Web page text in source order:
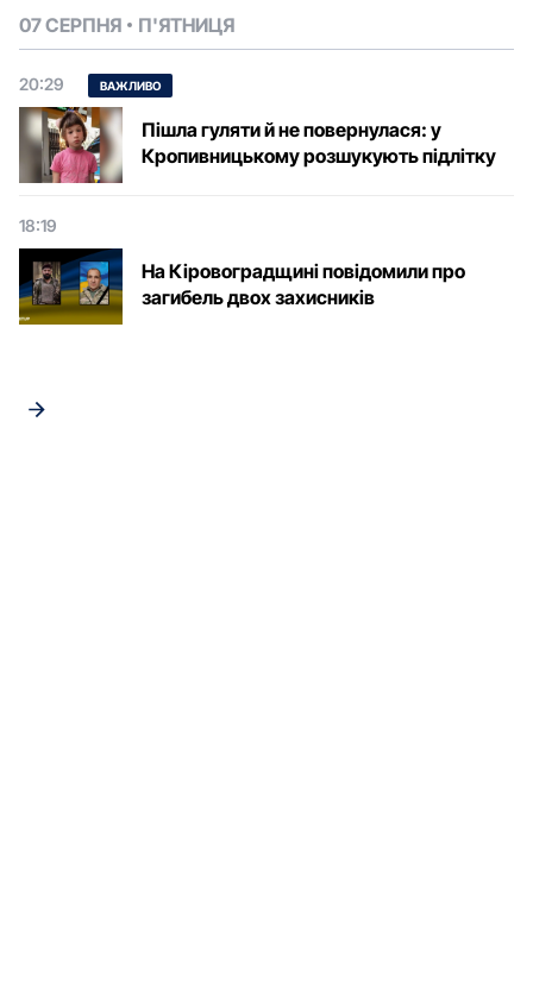
07 СЕРПНЯ П'ЯТНИЦЯ
20:29 ВАЖЛИВО
Пішла гуляти й не повернулася: у
Кропивницькому розшукують підлітку
18:19
На Кіровоградщині повідомили про
загибель двох захисників